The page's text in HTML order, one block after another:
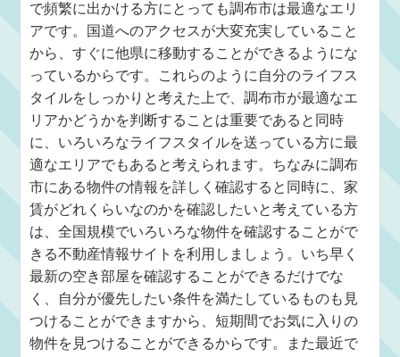
で頻繁に出かける方にとっても調布市は最適なエリ
アです。国道へのアクセスが大変充実していること
から、すぐに他県に移動することができるようにな
っているからです。これらのように自分のライフス
タイルをしっかりと考えた上で、調布市が最適なエ
リアかどうかを判断することは重要であると同時
に、いろいろなライフスタイルを送っている方に最
適なエリアでもあると考えられます。ちなみに調布
市にある物件の情報を詳しく確認すると同時に、家
賃がどれくらいなのかを確認したいと考えている方
は、全国規模でいろいろな物件を確認することがで
きる不動産情報サイトを利用しましょう。いち早く
最新の空き部屋を確認することができるだけでな
く、自分が優先したい条件を満たしているものも見
つけることができますから、短期間でお気に入りの
物件を見つけることができるからです。また最近で